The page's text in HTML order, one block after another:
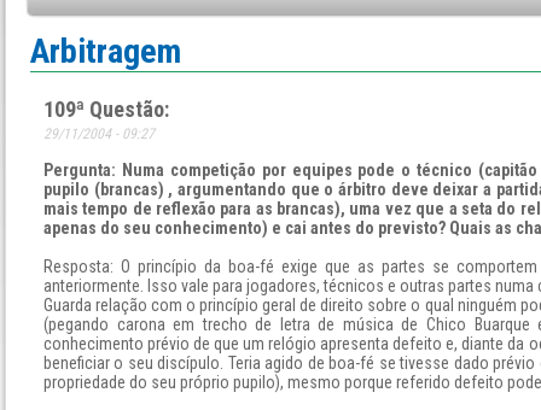
Fale Conosco
Arbitragem
109ª Questão:
29/11/2004 - 09:27
Pergunta: Numa competição por equipes pode o técnico
pupilo (brancas) , argumentando que o árbitro deve deixar a
mais tempo de reflexão para as brancas), uma vez que a seta do
apenas do seu conhecimento) e cai antes do previsto? Quais as
Resposta: O princípio da boa-fé exige que as partes se
anteriormente. Isso vale para jogadores, técnicos e outras partes
Guarda relação com o princípio geral de direito sobre o qual ninguém
(pegando carona em trecho de letra de música de Chico
conhecimento prévio de que um relógio apresenta defeito e, diante da
beneficiar o seu discípulo. Teria agido de boa-fé se tivesse dado
propriedade do seu próprio pupilo), mesmo porque referido defeito